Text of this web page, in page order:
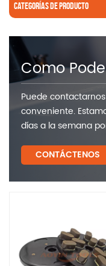
CATEGORÍAS DE PRODUCTO
Como
Puede
conveniente.
días a la semana
CONTÁCTENOS